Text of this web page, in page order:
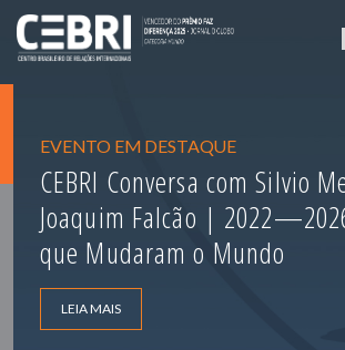
EVENTO EM DESTAQUE
CEBRI Conversa com Silvio
Joaquim Falcão |
que Mudaram o Mundo
LEIA MAIS